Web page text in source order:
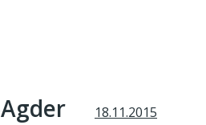
18.11.2015